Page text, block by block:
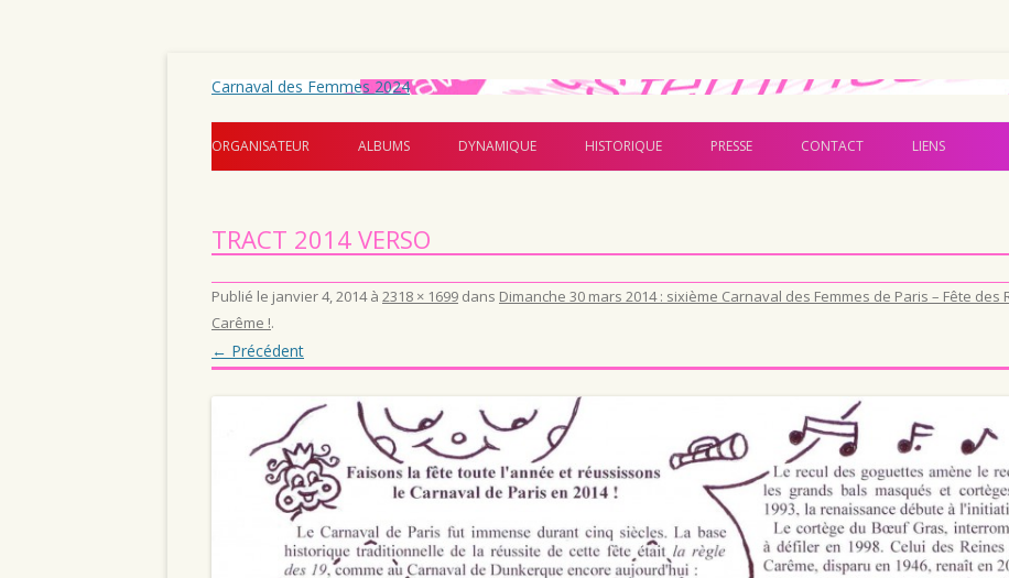
Carnaval des Femmes 2024
Aller au contenu principal
ORGANISATEUR ALBUMS DYNAMIQUE HISTORIQUE PRESSE CONTACT LIENS
TRACT 2014 VERSO
Publié le janvier 4, 2014à 2318 × 1699 dans Dimanche 30 mars 2014 : sixième Carnaval des Femmes de Paris – Fête
Carême !.
← Précédent